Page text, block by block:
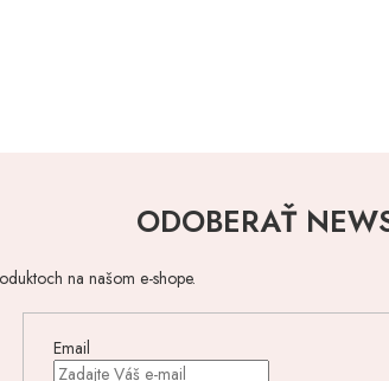
ODOBERAŤ
na našom e-shope.
Email